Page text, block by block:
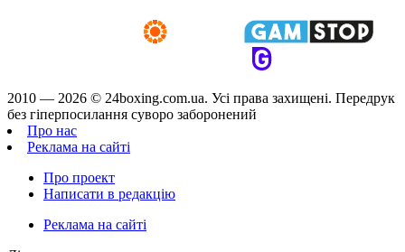
2010 — 2026 © 24boxing.com.ua. Усi права захищенi. Передрук
без гіперпосилання суворо заборонений
Про нас
Реклама на сайті
Про проект
Написати в редакцію
Реклама на сайті